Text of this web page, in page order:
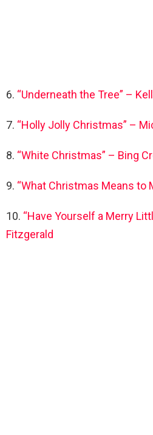
6. “Underneath the Tree” –
7. “Holly Jolly Christmas” –
8. “White Christmas” – Bing
9. “What Christmas Means to
10. “Have Yourself a Merry
Fitzgerald